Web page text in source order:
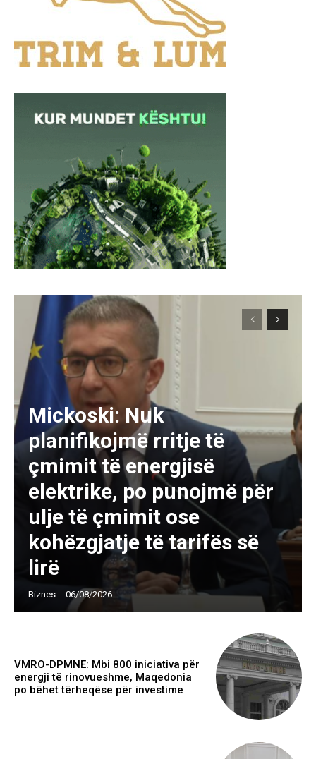
Mickoski: Nuk
planifikojmë rritje të
çmimit të energjisë
elektrike, po punojmë për
ulje të çmimit ose
kohëzgjatje të tarifës së
lirë
Biznes - 06/08/2026
VMRO-DPMNE: Mbi 800 iniciativa për
energji të rinovueshme, Maqedonia
po bëhet tërheqëse për investime